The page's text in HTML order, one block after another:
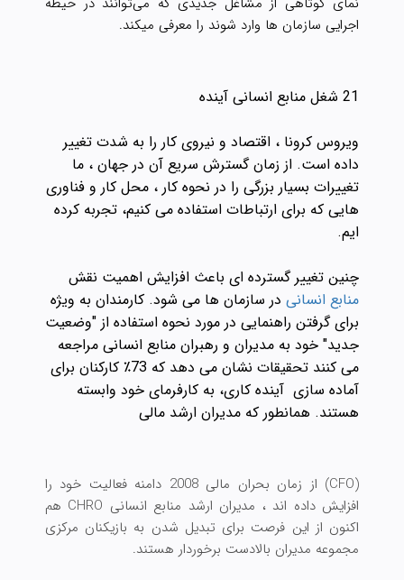
اجرایی سازمان ها وارد شوند را معرفی میکند.
21 شغل منابع انسانی آینده
ویروس کرونا ، اقتصاد و نیروی کار را به شدت تغییر
داده است. از زمان گسترش سریع آن در جهان ، ما
تغییرات بسیار بزرگی را در نحوه کار ، محل کار و فناوری
هایی که برای ارتباطات استفاده می کنیم، تجربه کرده
ایم.
چنین تغییر گسترده ای باعث افزایش اهمیت نقش
منابع انسانی در سازمان ها می شود. کارمندان به ویژه
برای گرفتن راهنمایی در مورد نحوه استفاده از "وضعیت
جدید" خود به مدیران و رهبران منابع انسانی مراجعه
می کنند تحقیقات نشان می دهد که 73٪ کارکنان برای
آماده سازی آینده کاری، به کارفرمای خود وابسته
هستند. همانطور که مدیران ارشد مالی
(CFO) از زمان بحران مالی 2008 دامنه فعالیت خود را
افزایش داده اند ، مدیران ارشد منابع انسانی CHRO هم
اکنون از این فرصت برای تبدیل شدن به بازیکنان مرکزی
مجموعه مدیران بالادست برخوردار هستند.